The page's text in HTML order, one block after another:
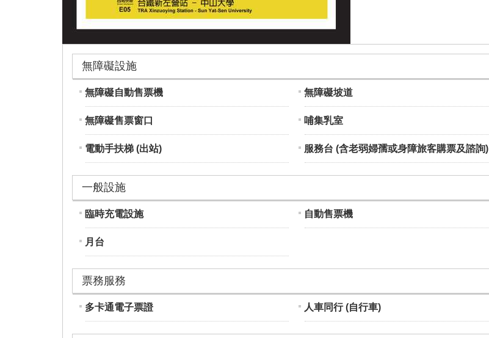
無障礙設施
無障礙自動售票機 無障礙坡道
無障礙售票窗口 哺集乳室
電動手扶梯 (出站) 服務台 (含老弱婦孺或身障旅客購票及諮詢)
一般設施
臨時充電設施 自動售票機
月台
票務服務
多卡通電子票證 人車同行 (自行車)